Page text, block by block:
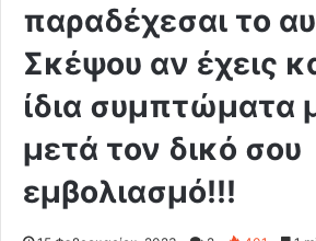
παραδέχεσαι το
Σκέψου αν έχεις
ίδια συμπτώματα
μετά τον δικό σου
εμβολιασμό!!!